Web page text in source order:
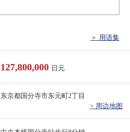
＞ 用语集
127,800,000 日元
东京都国分寺市东元町2丁目
> 周边地图